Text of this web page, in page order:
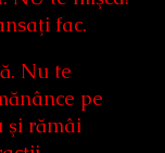
fac.
Nu te
pe
şi rămâi